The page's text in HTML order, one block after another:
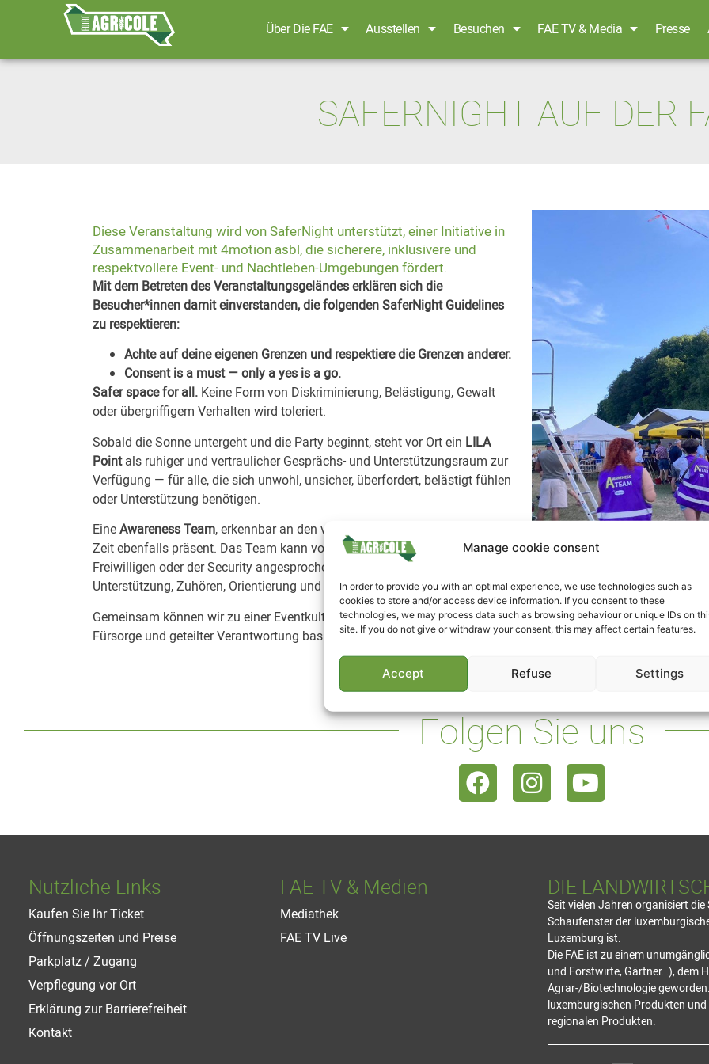
Manage cookie consent
In order to provide you with an optimal experience, we use technologies such as
cookies to store and/or access device information. If you consent to these
technologies, we may process data such as browsing behaviour or unique IDs on
site. If you do not give or withdraw your consent, this may affect certain features.
Accept Refuse Settings
Über Die FAE Ausstellen Besuchen FAE TV & Media Presse
SAFERNIGHT AUF DER
Diese Veranstaltung wird von SaferNight unterstützt, einer Initiative in
Zusammenarbeit mit 4motion asbl, die sicherere, inklusivere und
respektvollere Event- und Nachtleben-Umgebungen fördert.
Mit dem Betreten des Veranstaltungsgeländes erklären sich die
Besucher*innen damit einverstanden, die folgenden SaferNight Guidelines
zu respektieren:
Achte auf deine eigenen Grenzen und respektiere die Grenzen anderer.
Consent is a must — only a yes is a go.
Safer space for all. Keine Form von Diskriminierung, Belästigung, Gewalt
oder übergriffigem Verhalten wird toleriert.
Sobald die Sonne untergeht und die Party beginnt, steht vor Ort ein LILA
Pointals ruhiger und vertraulicher Gesprächs- und Unterstützungsraum zur
Verfügung — für alle, die sich unwohl, unsicher, überfordert, belästigt fühlen
oder Unterstützung benötigen.
EineAwareness Team, erkennbar an den violetten Westen, ist während dieser
Zeit ebenfalls präsent. Das Team kann von Besucher*innen, Personal,
Freiwilligen oder der Security angesprochen werden und bietet
Unterstützung, Zuhören, Orientierung und Koordination, wenn nötig.
Gemeinsam können wir zu einer Eventkultur beitragen, die auf Respekt,
Fürsorge und geteilter Verantwortung basiert.
Folgen Sie uns
Nützliche Links
Kaufen Sie Ihr Ticket
Öffnungszeiten und Preise
Parkplatz / Zugang
Verpflegung vor Ort
Erklärung zur Barrierefreiheit
Kontakt
FAE TV & Medien
Mediathek
FAE TV Live
DIE
Seit vielen Jahren organisiert
Schaufenster der
Luxemburg ist.
Die FAE ist zu einem
und Forstwirte, Gärtner…), dem
Agrar-/Biotechnologie
luxemburgischen Produkten
regionalen Produkten.